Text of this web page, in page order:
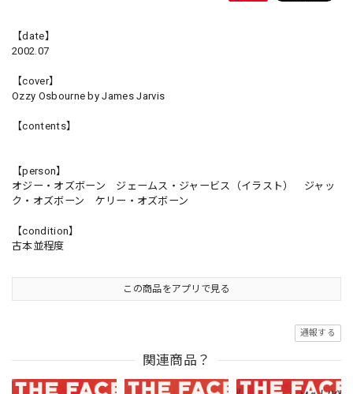
【date】
2002.07
【cover】
Ozzy Osbourne by James Jarvis
【contents】
【person】
オジー・オズボーン ジェームス・ジャービス（イラスト） ジャッ
ク・オズボーン ケリー・オズボーン
【condition】
古本並程度
この商品をアプリで見る
通報する
関連商品？